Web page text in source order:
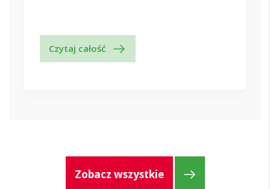
Czytaj całość
Zobacz wszystkie